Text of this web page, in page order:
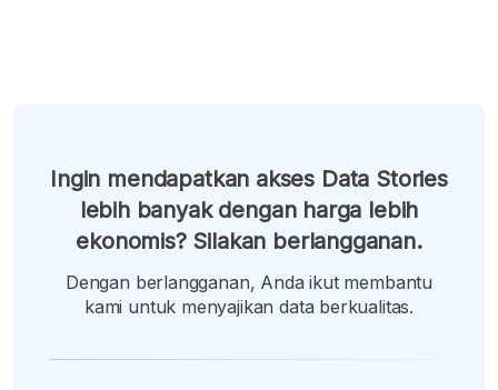
Ingin mendapatkan akses Data Stories
lebih banyak dengan harga lebih
ekonomis? Silakan berlangganan.
Dengan berlangganan, Anda ikut membantu
kami untuk menyajikan data berkualitas.